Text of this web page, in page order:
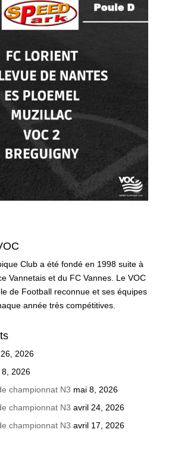
Club a été fondé en 1998 suite à
Vannetais et du FC Vannes. Le VOC
de Football reconnue et ses équipes
année très compétitives.
2026
8, 2026
championnat N3 mai 8, 2026
championnat N3 avril 24, 2026
championnat N3 avril 17, 2026